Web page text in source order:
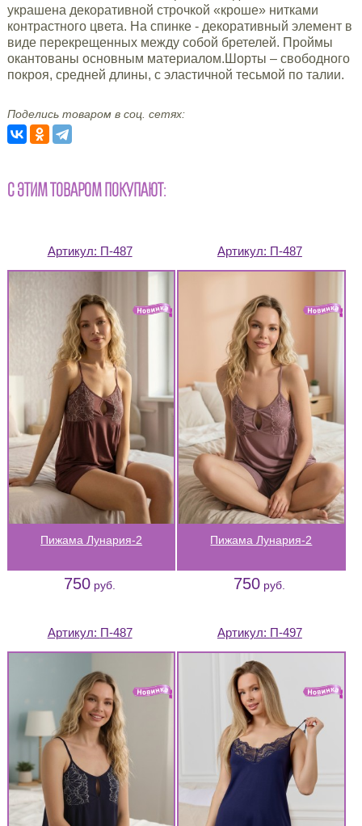
украшена декоративной строчкой «кроше» нитками
контрастного цвета. На спинке - декоративный элемент в
виде перекрещенных между собой бретелей. Проймы
окантованы основным материалом.Шорты – свободного
покроя, средней длины, с эластичной тесьмой по талии.
Поделись товаром в соц. сетях:
С ЭТИМ ТОВАРОМ ПОКУПАЮТ:
Артикул: П-487
Пижама Лунария-2
750 руб.
Артикул: П-487
Пижама Лунария-2
750 руб.
Артикул: П-487 Артикул: П-497